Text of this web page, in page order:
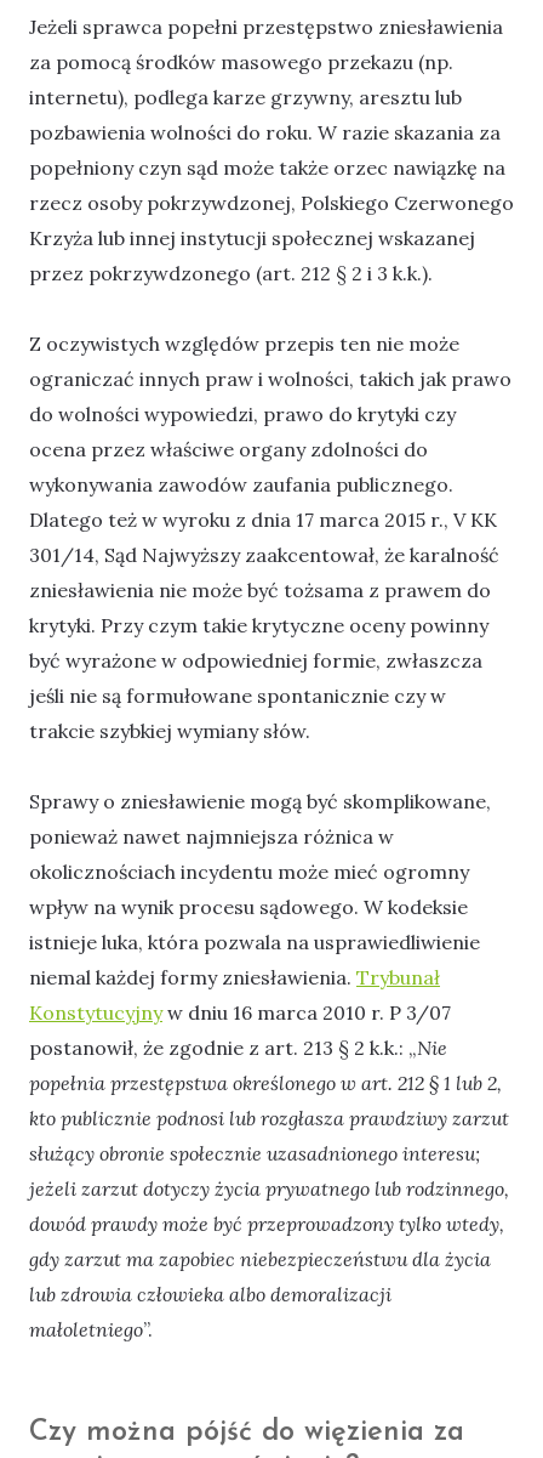
Jeżeli sprawca popełni przestępstwo zniesławienia
za pomocą środków masowego przekazu (np.
internetu), podlega karze grzywny, aresztu lub
pozbawienia wolności do roku. W razie skazania za
popełniony czyn sąd może także orzec nawiązkę na
rzecz osoby pokrzywdzonej, Polskiego Czerwonego
Krzyża lub innej instytucji społecznej wskazanej
przez pokrzywdzonego (art. 212 § 2 i 3 k.k.).
Z oczywistych względów przepis ten nie może
ograniczać innych praw i wolności, takich jak prawo
do wolności wypowiedzi, prawo do krytyki czy
ocena przez właściwe organy zdolności do
wykonywania zawodów zaufania publicznego.
Dlatego też w wyroku z dnia 17 marca 2015 r., V KK
301/14, Sąd Najwyższy zaakcentował, że karalność
zniesławienia nie może być tożsama z prawem do
krytyki. Przy czym takie krytyczne oceny powinny
być wyrażone w odpowiedniej formie, zwłaszcza
jeśli nie są formułowane spontanicznie czy w
trakcie szybkiej wymiany słów.
Sprawy o zniesławienie mogą być skomplikowane,
ponieważ nawet najmniejsza różnica w
okolicznościach incydentu może mieć ogromny
wpływ na wynik procesu sądowego. W kodeksie
istnieje luka, która pozwala na usprawiedliwienie
niemal każdej formy zniesławienia. Trybunał
Konstytucyjnyw dniu 16 marca 2010 r. P 3/07
postanowił, że zgodnie z art. 213 § 2 k.k.: „Nie
popełnia przestępstwa określonego w art. 212 § 1 lub 2,
kto publicznie podnosi lub rozgłasza prawdziwy zarzut
służący obronie społecznie uzasadnionego interesu;
jeżeli zarzut dotyczy życia prywatnego lub rodzinnego,
dowód prawdy może być przeprowadzony tylko wtedy,
gdy zarzut ma zapobiec niebezpieczeństwu dla życia
lub zdrowia człowieka albo demoralizacji
małoletniego”.
Czy można pójść do więzienia za